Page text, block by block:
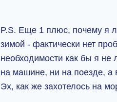
P.S. Еще 1 плюс, почему я
зимой - фактически нет
необходимости как бы я
на машине, ни на поезде, а
Эх, как же захотелось на